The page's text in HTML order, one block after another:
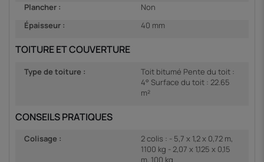
Plancher :
Non
Épaisseur :
40 mm
TOITURE ET COUVERTURE
Type de toiture :
Toit bitumé Pente du toit :
4° Surface du toit : 22.65
m²
CONSEILS PRATIQUES
Colisage :
2 colis : - 5,7 x 1,2 x 0,72 m,
1100 kg - 2,07 x 1,125 x 0,15
m, 100 kg